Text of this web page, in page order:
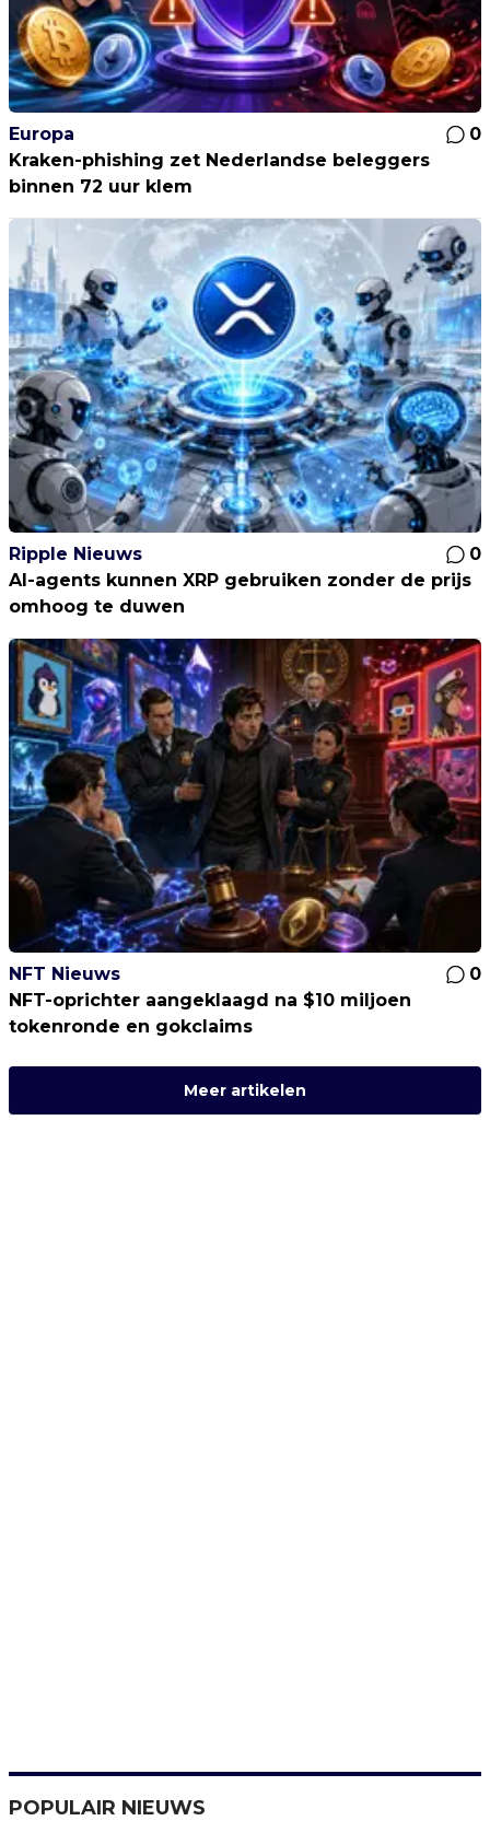
Europa
0
Kraken-phishing zet Nederlandse beleggers
binnen 72 uur klem
Ripple Nieuws
0
AI-agents kunnen XRP gebruiken zonder de prijs
omhoog te duwen
NFT Nieuws
0
NFT-oprichter aangeklaagd na $10 miljoen
tokenronde en gokclaims
Meer artikelen
POPULAIR NIEUWS